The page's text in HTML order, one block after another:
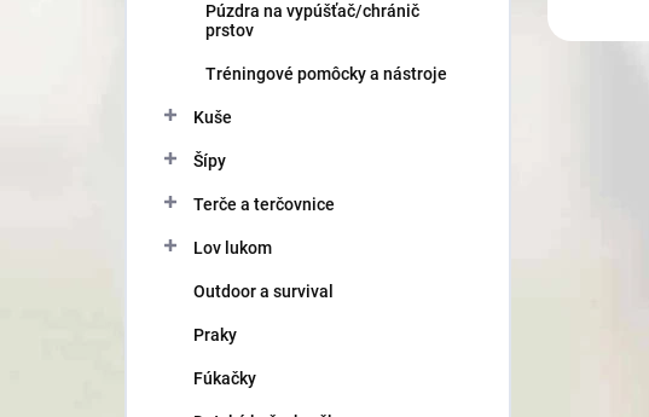
Púzdra na vypúšťač/chránič
prstov
Tréningové pomôcky a nástroje
Kuše
Šípy
Terče a terčovnice
Lov lukom
Outdoor a survival
Praky
Fúkačky